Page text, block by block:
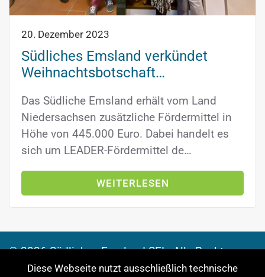
20. Dezember 2023
Südliches Emsland verkündet
Weihnachtsbotschaft…
Das Südliche Emsland erhält vom Land
Niedersachsen zusätzliche Fördermittel in
Höhe von 445.000 Euro. Dabei handelt es
sich um LEADER-Fördermittel de…
WEITERLESEN
©2026Südliches Emsland SEL. Alle Rechte
vorbehalten.
Diese Webseite nutzt ausschließlich technische